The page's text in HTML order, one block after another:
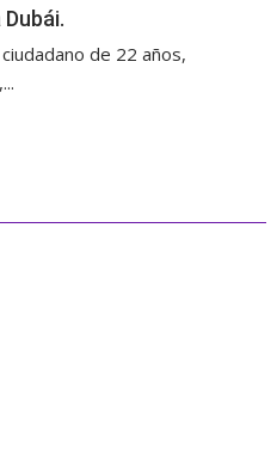
de 22 años,